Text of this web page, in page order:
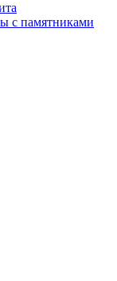
с памятниками